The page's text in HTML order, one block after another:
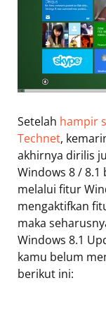
Setelah hampir
Technet,
akhirnya dirilis
Windows 8 / 8.1
melalui fitur
mengaktifkan
maka
Windows 8.1
kamu belum
berikut ini: